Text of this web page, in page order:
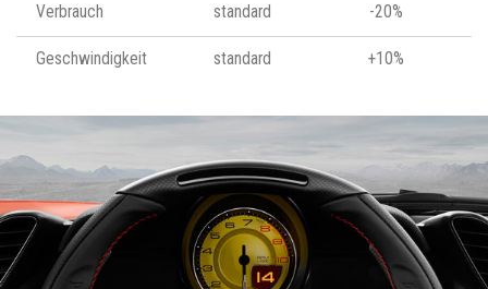
Verbrauch standard -20%
Geschwindigkeit standard +10%